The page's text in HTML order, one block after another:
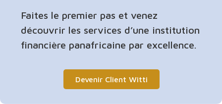
Faites le premier pas et venez
découvrir les services d’une institution
financière panafricaine par excellence.
Devenir Client Witti